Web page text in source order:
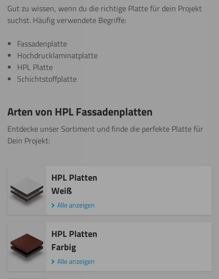
Gut zu wissen, wenn du die richtige Platte für dein Projekt
suchst. Häufig verwendete Begriffe:
Fassadenplatte
Hochdrucklaminatplatte
HPL Platte
Schichtstoffplatte
Arten von HPL Fassadenplatten
Entdecke unser Sortiment und finde die perfekte Platte für
Dein Projekt:
HPL Platten
Weiß
Alle anzeigen
HPL Platten
Farbig
Alle anzeigen